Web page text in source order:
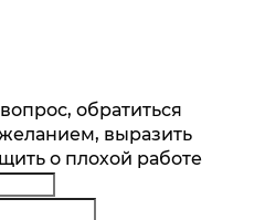
белья, кг
обновления
и специальных
обратиться
выразить
о плохой работе